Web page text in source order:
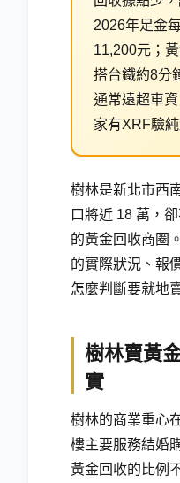
2026年足金
11,200元；
搭台鐵約8分
通常遠超車
家有XRF驗
樹林是新北市西
口將近 18 萬，
的黃金回收商圈
的實際狀況、報
怎麼判斷要就地
樹林賣黃
實
樹林的商業重心
樓主要服務結婚
黃金回收的比例